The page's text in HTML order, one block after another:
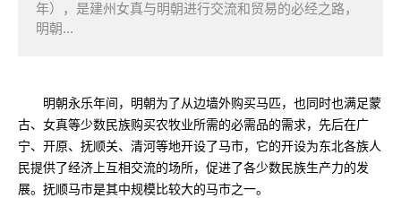
年），是建州女真与明朝进行交流和贸易的必经之路，
明朝...
明朝永乐年间，明朝为了从边墙外购买马匹，也同时也满足蒙
古、女真等少数民族购买农牧业所需的必需品的需求，先后在广
宁、开原、抚顺关、清河等地开设了马市，它的开设为东北各族人
民提供了经济上互相交流的场所，促进了各少数民族生产力的发
展。抚顺马市是其中规模比较大的马市之一。